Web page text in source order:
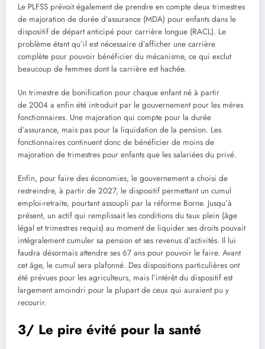
Le PLFSS prévoit également de prendre en compte deux trimestres
de majoration de durée d’assurance (MDA) pour enfants dans le
dispositif de départ anticipé pour carrière longue (RACL). Le
problème étant qu’il est nécessaire d’afficher une carrière
complète pour pouvoir bénéficier du mécanisme, ce qui exclut
beaucoup de femmes dont la carrière est hachée.
Un trimestre de bonification pour chaque enfant né à partir
de 2004 a enfin été introduit par le gouvernement pour les mères
fonctionnaires. Une majoration qui compte pour la durée
d’assurance, mais pas pour la liquidation de la pension. Les
fonctionnaires continuent donc de bénéficier de moins de
majoration de trimestres pour enfants que les salariées du privé.
Enfin, pour faire des économies, le gouvernement a choisi de
restreindre, à partir de 2027, le dispositif permettant un cumul
emploi-retraite, pourtant assoupli par la réforme Borne. Jusqu’à
présent, un actif qui remplissait les conditions du taux plein (âge
légal et trimestres requis) au moment de liquider ses droits pouvait
intégralement cumuler sa pension et ses revenus d’activités. Il lui
faudra désormais attendre ses 67 ans pour pouvoir le faire. Avant
cet âge, le cumul sera plafonné. Des dispositions particulières ont
été prévues pour les agriculteurs, mais l’intérêt du dispositif est
largement amoindri pour la plupart de ceux qui auraient pu y
recourir.
3/ Le pire évité pour la santé